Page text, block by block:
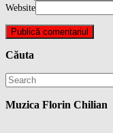
Website
Căuta
Search
for:
Muzica Florin Chilian